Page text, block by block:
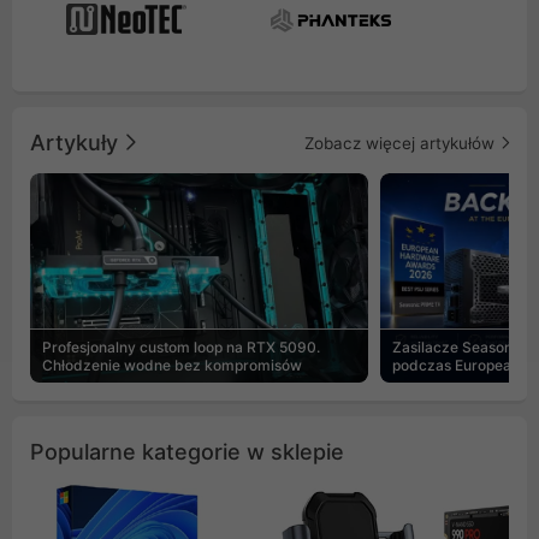
Artykuły Zobacz więcej artykułów
Profesjonalny custom loop na RTX 5090.
Chłodzenie wodne bez kompromisów
Zasilacze Seasonic
podczas European
Popularne kategorie w sklepie